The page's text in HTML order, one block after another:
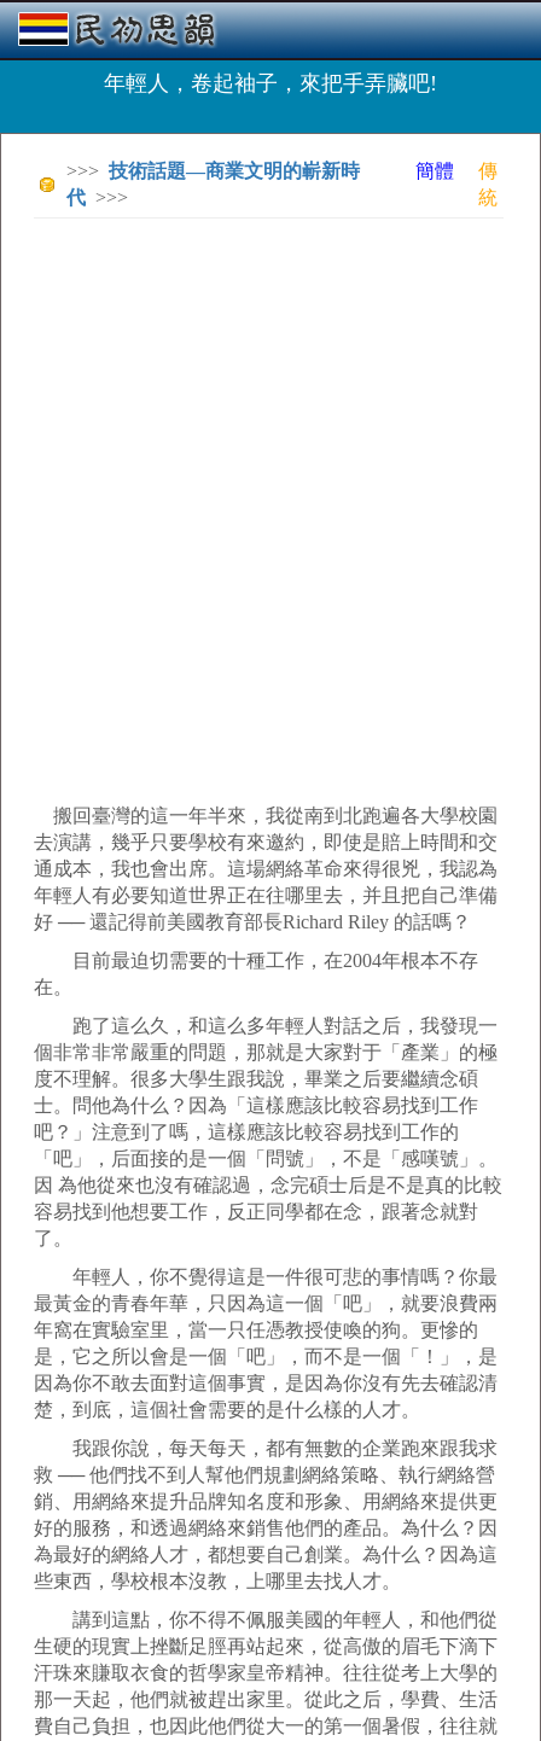
年輕人，卷起袖子，來把手弄臟吧!
>>> 技術話題—商業文明的嶄新時
代 >>>
簡體
傳
統
搬回臺灣的這一年半來，我從南到北跑遍各大學校園
去演講，幾乎只要學校有來邀約，即使是賠上時間和交
通成本，我也會出席。這場網絡革命來得很兇，我認為
年輕人有必要知道世界正在往哪里去，并且把自己準備
好 ── 還記得前美國教育部長Richard Riley 的話嗎？
目前最迫切需要的十種工作，在2004年根本不存
在。
跑了這么久，和這么多年輕人對話之后，我發現一
個非常非常嚴重的問題，那就是大家對于「產業」的極
度不理解。很多大學生跟我說，畢業之后要繼續念碩
士。問他為什么？因為「這樣應該比較容易找到工作
吧？」注意到了嗎，這樣應該比較容易找到工作的
「吧」，后面接的是一個「問號」，不是「感嘆號」。
因 為他從來也沒有確認過，念完碩士后是不是真的比較
容易找到他想要工作，反正同學都在念，跟著念就對
了。
年輕人，你不覺得這是一件很可悲的事情嗎？你最
最黃金的青春年華，只因為這一個「吧」，就要浪費兩
年窩在實驗室里，當一只任憑教授使喚的狗。更慘的
是，它之所以會是一個「吧」，而不是一個「！」，是
因為你不敢去面對這個事實，是因為你沒有先去確認清
楚，到底，這個社會需要的是什么樣的人才。
我跟你說，每天每天，都有無數的企業跑來跟我求
救 ── 他們找不到人幫他們規劃網絡策略、執行網絡營
銷、用網絡來提升品牌知名度和形象、用網絡來提供更
好的服務，和透過網絡來銷售他們的產品。為什么？因
為最好的網絡人才，都想要自己創業。為什么？因為這
些東西，學校根本沒教，上哪里去找人才。
講到這點，你不得不佩服美國的年輕人，和他們從
生硬的現實上挫斷足脛再站起來，從高傲的眉毛下滴下
汗珠來賺取衣食的哲學家皇帝精神。往往從考上大學的
那一天起，他們就被趕出家里。從此之后，學費、生活
費自己負担，也因此他們從大一的第一個暑假，往往就